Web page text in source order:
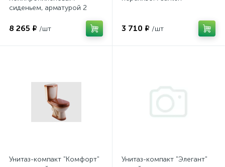
сиденьем, арматурой 2
8 265 ₽ /шт 3 710 ₽ /шт
Унитаз-компакт "Комфорт"
Унитаз-компакт "Элегант"